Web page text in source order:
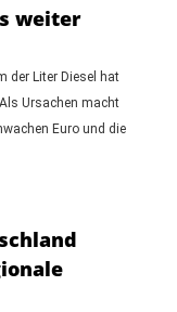
weiter
der Liter Diesel hat
Ursachen macht
Euro und die